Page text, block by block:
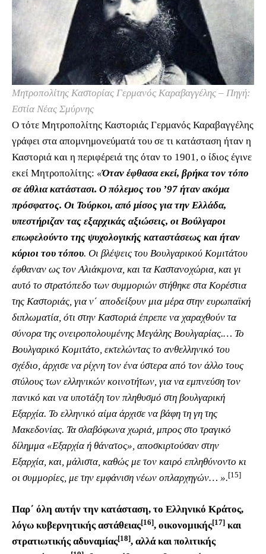
Μητροπολίτης Καστορίας Γερμανός Καραβαγγέλης – Πηγή:
Εστία Νέας Σμύρνης
Ο τότε Μητροπολίτης Καστοριάς Γερμανός Καραβαγγέλης
γράφει στα απομνημονεύματά του σε τι κατάσταση ήταν η
Καστοριά και η περιφέρειά της όταν το 1901, ο ίδιος έγινε
εκεί Μητροπολίτης: «Όταν έφθασα εκεί, βρήκα τον τόπο
σε άθλια κατάστασι. Ο πόλεμος του ’97 ήταν ακόμα
πρόσφατος. Οι Τούρκοι, από μίσος για την Ελλάδα,
υπεστήριζαν τας εξαρχικάς αξιώσεις, οι Βούλγαροι
επωφελούντο της ψυχολογικής καταστάσεως και ήταν
κύριοι του τόπου. Οι βλέψεις του Βουλγαρικού Κομιτάτου
έφθαναν ως τον Αλιάκμονα, και τα Καστανοχώρια, και γι
αυτό το στρατόπεδο των συμμοριών στήθηκε στα Κορέστια
της Καστοριάς, για ν΄ αποδείξουν μια μέρα στην ευρωπαϊκή
διπλωματία, ότι στην Καστοριά έπρεπε να χαραχθούν τα
σύνορα της ονειροπολουμένης Μεγάλης Βουλγαρίας.… Το
Βουλγαρικό Κομιτάτο, εκτελώντας το ανθελληνικό του
σχέδιο, άρχισε να ρίχνη τον ένα ύστερα από τον άλλο τους
στύλους των ελληνικών κοινοτήτων, για να εμπνεύση τον
πανικό και να υποτάξη τον πληθυσμό στη βουλγαρική
Εξαρχία. Το ελληνικό αίμα άρχισε να βάφη τη γη της
Μακεδονίας. Τα σλαβόφωνα χωριά, μπρος στο τραγικό
δίλημμα «Εξαρχία ή θάνατος», αποσκιρτούσαν στην
Εξαρχία, και, μάλιστα, καθώς με τον καιρό επληθύνοντο κι
οι συμμορίες, με την εμφάνιση νέων οπλαρχηγών… ». [15]
Παρ΄ όλη αυτήν την κατάσταση, το Ελληνικό Κράτος,
λόγω κυβερνητικής αστάθειας[16], οικονομικής[17] και
στρατιωτικής αδυναμίας[18], αλλά και πολιτικής